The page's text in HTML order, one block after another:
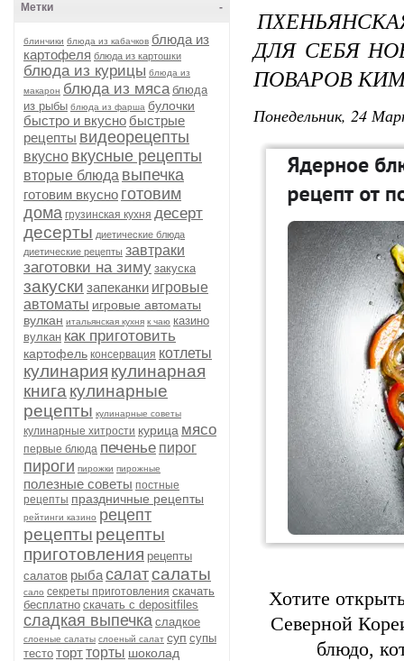
-
Метки
блинчики блюда из кабачков блюда из
картофеля блюда из картошки
блюда из курицы блюда из
макарон блюда из мяса блюда
из рыбы блюда из фарша булочки
быстро и вкусно быстрые
рецепты видеорецепты
вкусно вкусные рецепты
вторые блюда выпечка
готовим вкусно готовим
дома грузинская кухня десерт
десерты диетические блюда
диетические рецепты завтраки
заготовки на зиму закуска
закуски запеканки игровые
автоматы игровые автоматы
вулкан итальянская кухня к чаю казино
вулкан как приготовить
картофель консервация котлеты
кулинария кулинарная
книга кулинарные
рецепты кулинарные советы
кулинарные хитрости курица мясо
первые блюда печенье пирог
пироги пирожки пирожные
полезные советы постные
рецепты праздничные рецепты
рейтинги казино рецепт
рецепты рецепты
приготовления рецепты
салатов рыбасалатсалаты
сало секреты приготовления скачать
бесплатно скачать с depositfiles
сладкая выпечка сладкое
слоеные салаты слоеный салат суп супы
тесто тортторты шоколад
ДЛЯ СЕБЯ
ПОВАРОВ
Понедельник, 24
Хотите
Северной
блюдо,